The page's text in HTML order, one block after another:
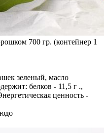
700 гр. (контейнер 1
зеленый, масло
белков - 11,5 г .,
ценность -